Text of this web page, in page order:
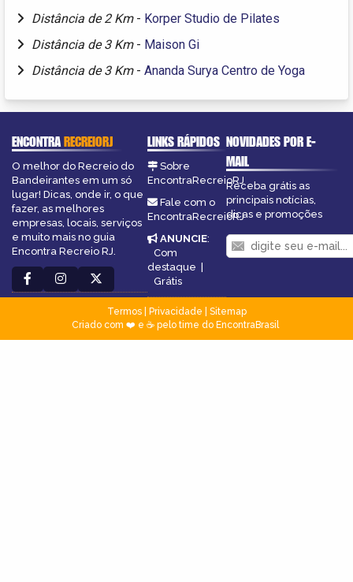
Distância de 2 Km - Korper Studio de Pilates
Distância de 3 Km - Maison Gi
Distância de 3 Km - Ananda Surya Centro de Yoga
ENCONTRARECREIORJ
O melhor do Recreio do
Bandeirantes em um só
lugar! Dicas, onde ir, o que
fazer, as melhores
empresas, locais, serviços
e muito mais no guia
Encontra Recreio RJ.
LINKS RÁPIDOS
Sobre
EncontraRecreioRJ
Fale com o
EncontraRecreioRJ
ANUNCIE:
Com
destaque |
Grátis
NOVIDADES POR E-
MAIL
Receba grátis as
principais notícias,
dicas e promoções
Termos| Privacidade
Sitemap
Criado com ❤️ e ☕ pelo time do EncontraBrasil